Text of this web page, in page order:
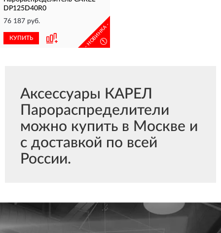
DP125D40R0
76 187 руб.
КУПИТЬ - НОВИНКА -
!
Аксессуары КАРЕЛ
Парораспределители
можно купить в Москве и
с доставкой по всей
России.